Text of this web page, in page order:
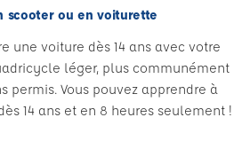
scooter ou en voiturette
une voiture dès 14 ans avec votre
léger, plus communément
permis. Vous pouvez apprendre à
14 ans et en 8 heures seulement !